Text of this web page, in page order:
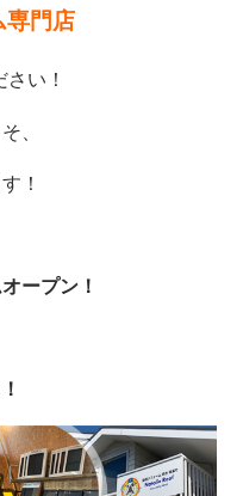
専門店
い！
、
！
ープン！